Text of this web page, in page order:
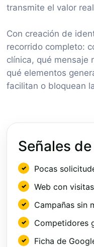
transmite el valor
Con creación de
recorrido completo:
clínica, qué mensaje
qué elementos
facilitan o bloquean
Señales
Pocas
Web con
Campañas sin
Competidores
Ficha de